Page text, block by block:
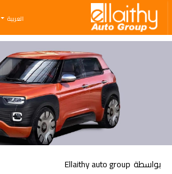
Ellaithy Auto Group
العربية
بواسطة Ellaithy auto group